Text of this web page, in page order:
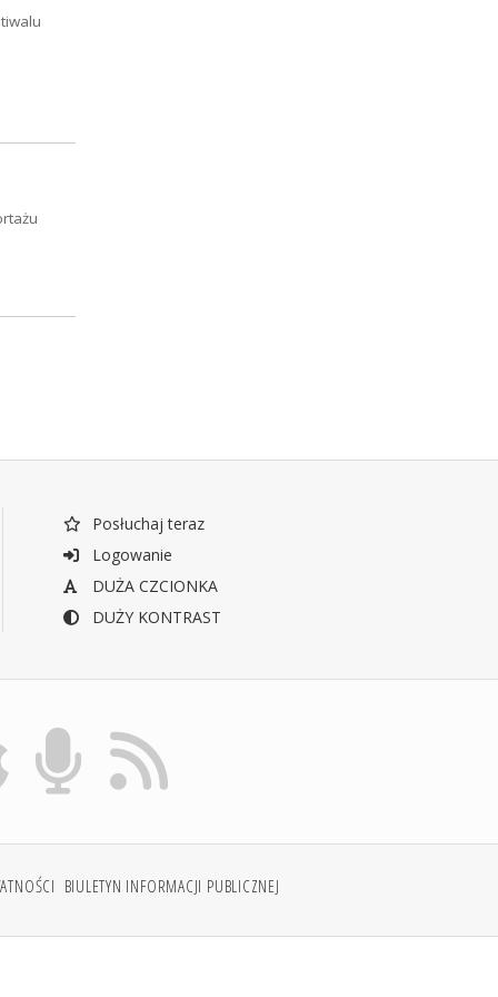
Posłuchaj teraz
Logowanie
DUŻA CZCIONKA
DUŻY KONTRAST
BIULETYN INFORMACJI PUBLICZNEJ